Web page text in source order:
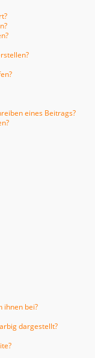
eines Beitrags?
ihnen bei?
dargestellt?